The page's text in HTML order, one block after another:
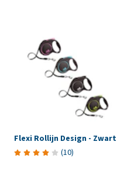
Flexi Rollijn Design - Zwart
(10)